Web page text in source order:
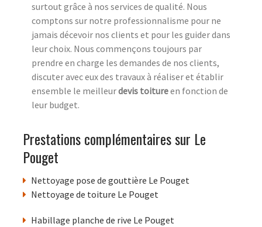
surtout grâce à nos services de qualité. Nous
comptons sur notre professionnalisme pour ne
jamais décevoir nos clients et pour les guider dans
leur choix. Nous commençons toujours par
prendre en charge les demandes de nos clients,
discuter avec eux des travaux à réaliser et établir
ensemble le meilleurdevis toitureen fonction de
leur budget.
Prestations complémentaires sur Le
Pouget
Nettoyage pose de gouttière Le Pouget
Nettoyage de toiture Le Pouget
Habillage planche de rive Le Pouget